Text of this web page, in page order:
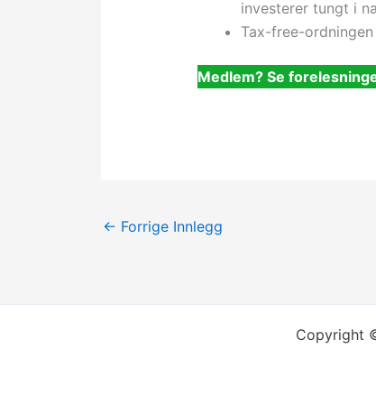
investerer tungt i
Tax-free-
Medlem? Se
← Forrige Innlegg
Copyright